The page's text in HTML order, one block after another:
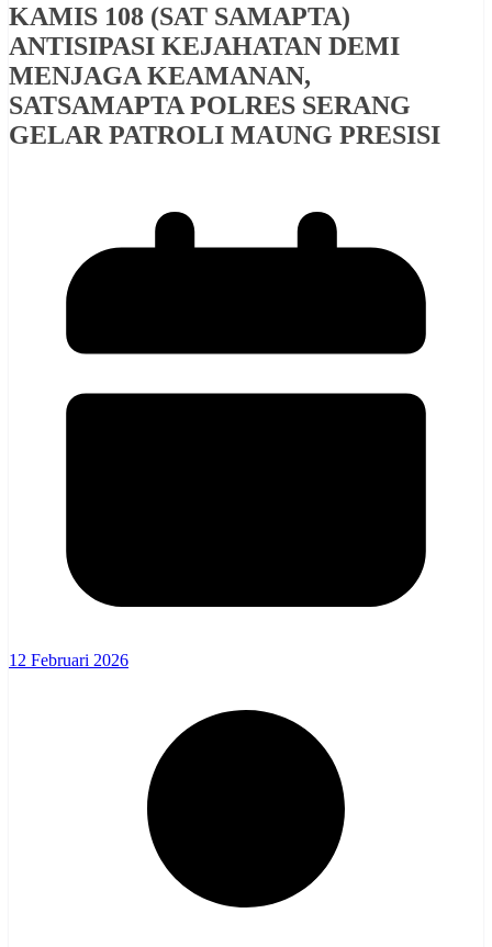
KAMIS 108 (SAT SAMAPTA)
ANTISIPASI KEJAHATAN DEMI
MENJAGA KEAMANAN,
SATSAMAPTA POLRES SERANG
GELAR PATROLI MAUNG PRESISI
12 Februari 2026